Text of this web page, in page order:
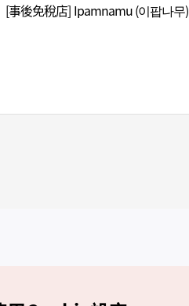
[事後免稅店] Ipamnamu (이팝나무)